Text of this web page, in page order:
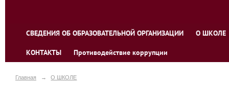
СВЕДЕНИЯ ОБ ОБРАЗОВАТЕЛЬНОЙ ОРГАНИЗАЦИИ О ШКОЛЕ
КОНТАКТЫ Противодействие коррупции
Главная → О ШКОЛЕ